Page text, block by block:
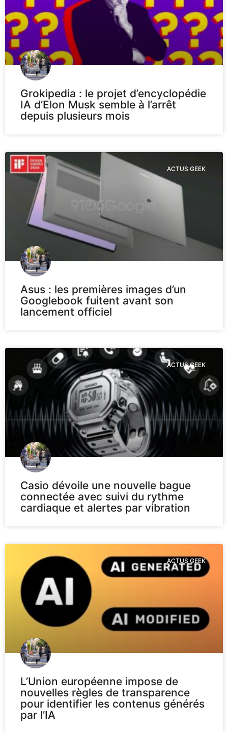
Grokipedia : le projet d’encyclopédie
IA d’Elon Musk semble à l’arrêt
depuis plusieurs mois
ACTUS GEEK
Asus : les premières images d’un
Googlebook fuitent avant son
lancement officiel
ACTUS GEEK
Casio dévoile une nouvelle bague
connectée avec suivi du rythme
cardiaque et alertes par vibration
ACTUS GEEK
L’Union européenne impose de
nouvelles règles de transparence
pour identifier les contenus générés
par l’IA